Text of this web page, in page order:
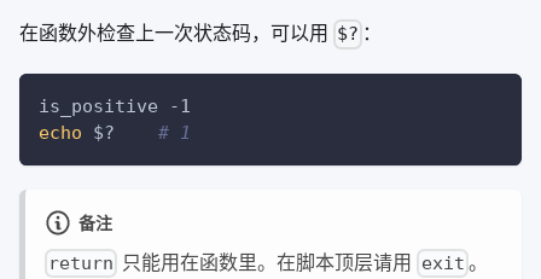
在函数外检查上一次状态码，可以用 $? ：
is_positive
-1
echo
$? # 1
备注
return 只能用在函数里。在脚本顶层请用 exit 。